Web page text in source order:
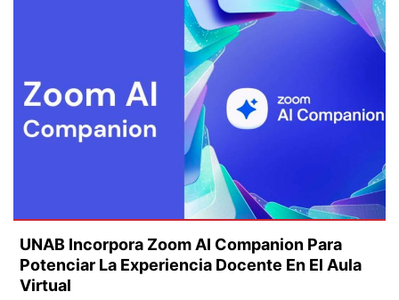
UNAB Incorpora Zoom AI Companion Para
Potenciar La Experiencia Docente En El Aula
Virtual